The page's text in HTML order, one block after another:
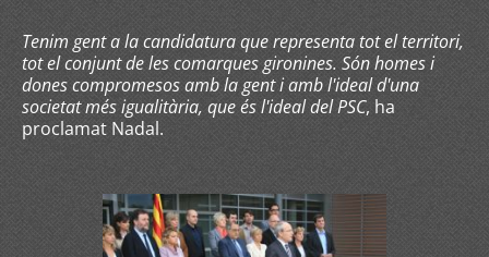
Tenim gent a la candidatura que representa tot el territori,
tot el conjunt de les comarques gironines. Són homes i
dones compromesos amb la gent i amb l'ideal d'una
societat més igualitària, que és l'ideal del PSC, ha
proclamat Nadal.